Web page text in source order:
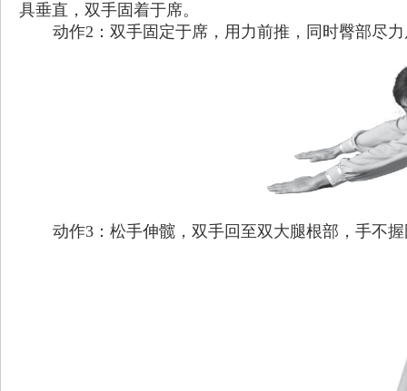
具垂直，双手固着于席。
动作2：双手固定于席，用力前推，同时臀部尽
动作3：松手伸髋，双手回至双大腿根部，手不